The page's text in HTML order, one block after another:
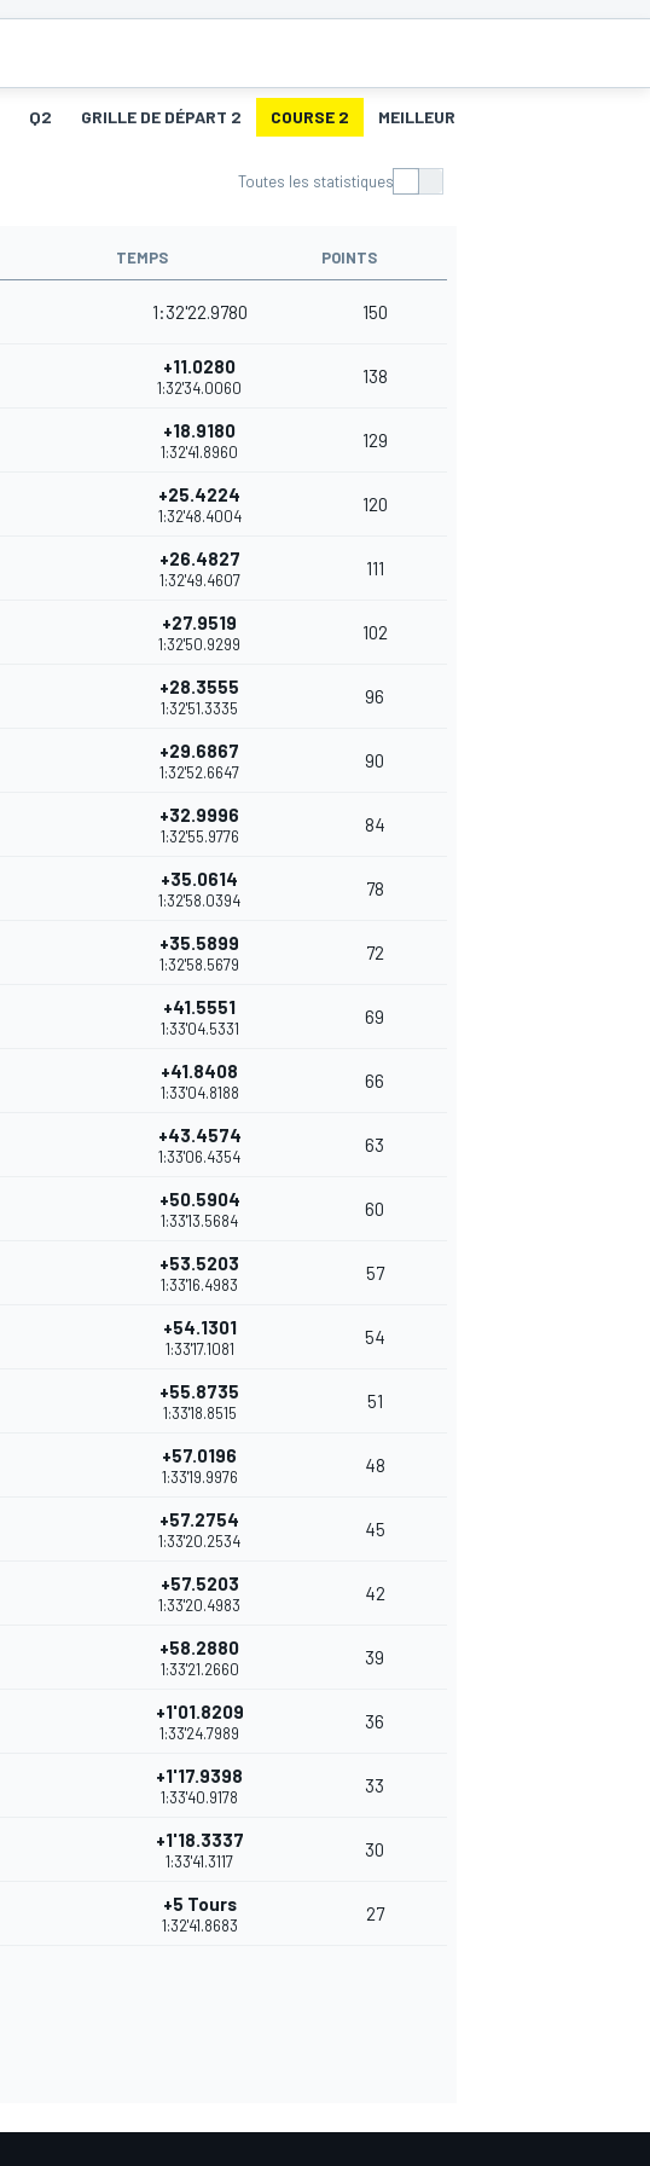
Q2 GRILLE DE DÉPART 2 COURSE 2 MEILLEURS TOURS 2
Toutes les statistiques
TEMPS POINTS
1:32'22.9780 150
+11.0280
1:32'34.0060
138
+18.9180
1:32'41.8960
129
+25.4224
1:32'48.4004
120
+26.4827
1:32'49.4607
111
+27.9519
1:32'50.9299
102
+28.3555
1:32'51.3335
96
+29.6867
1:32'52.6647
90
+32.9996
1:32'55.9776
84
+35.0614
1:32'58.0394
78
+35.5899
1:32'58.5679
72
+41.5551
1:33'04.5331
69
+41.8408
1:33'04.8188
66
+43.4574
1:33'06.4354
63
+50.5904
1:33'13.5684
60
+53.5203
1:33'16.4983
57
+54.1301
1:33'17.1081
54
+55.8735
1:33'18.8515
51
+57.0196
1:33'19.9976
48
+57.2754
1:33'20.2534
45
+57.5203
1:33'20.4983
42
+58.2880
1:33'21.2660
39
+1'01.8209
1:33'24.7989
36
+1'17.9398
1:33'40.9178
33
+1'18.3337
1:33'41.3117
30
+5 Tours
1:32'41.8683
27